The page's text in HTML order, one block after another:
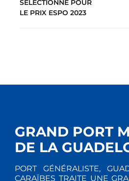
SÉLECTIONNÉ POUR
LE PRIX ESPO 2023
GRAND PORT
DE LA
PORT GÉNÉRALISTE,
CARAÏBES TRAITE UNE